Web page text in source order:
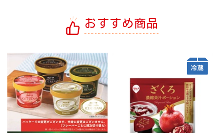
おすすめ商品